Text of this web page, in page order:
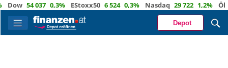
54 037 0,3% EStoxx50 6 524 0,3% Nasdaq 29 722 1,2% Öl 82,1
Depot